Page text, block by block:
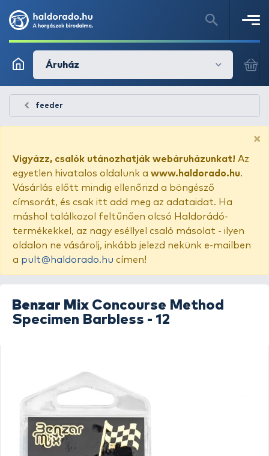
Áruház
feeder
×
Vigyázz, csalók utánozhatják webáruházunkat! Az
egyetlen hivatalos oldalunk a www.haldorado.hu.
Vásárlás előtt mindig ellenőrizd a böngésző
címsorát, és csak itt add meg az adataidat. Ha
máshol találkozol feltűnően olcsó Haldorádó-
termékekkel, az nagy eséllyel csaló másolat - ilyen
oldalon ne vásárolj, inkább jelezd nekünk e-mailben
a pult@haldorado.hu címen!
Benzar Mix Concourse Method
Specimen Barbless - 12